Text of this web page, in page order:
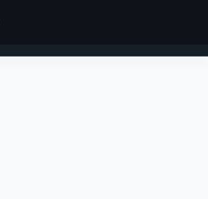
INICIAR SESIÓN